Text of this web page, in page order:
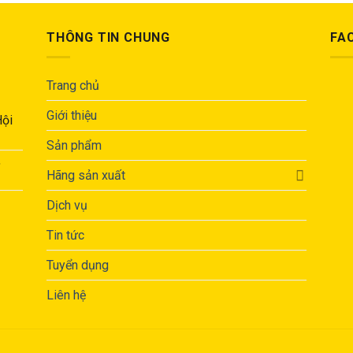
THÔNG TIN CHUNG
Trang chủ
Giới thiệu
Sản phẩm
Hãng sản xuất
Dịch vụ
Tin tức
Tuyển dụng
Liên hệ